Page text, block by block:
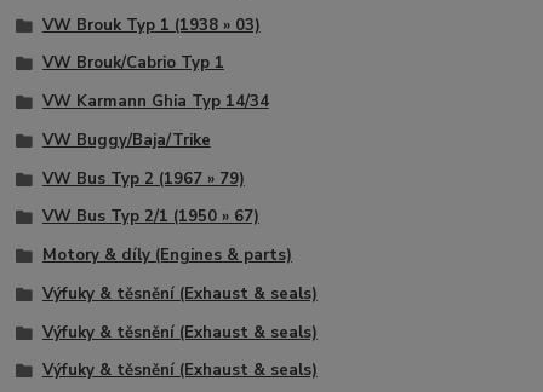
VW Brouk Typ 1 (1938 » 03)
VW Brouk/Cabrio Typ 1
VW Karmann Ghia Typ 14/34
VW Buggy/Baja/Trike
VW Bus Typ 2 (1967 » 79)
VW Bus Typ 2/1 (1950 » 67)
Motory & díly (Engines & parts)
Výfuky & těsnění (Exhaust & seals)
Výfuky & těsnění (Exhaust & seals)
Výfuky & těsnění (Exhaust & seals)